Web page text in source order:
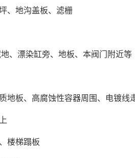
、地沟盖板、滤栅
、漂染缸旁、地板、本阀门附近等
板、高腐蚀性容器周围、电镀线
楼梯蹋板